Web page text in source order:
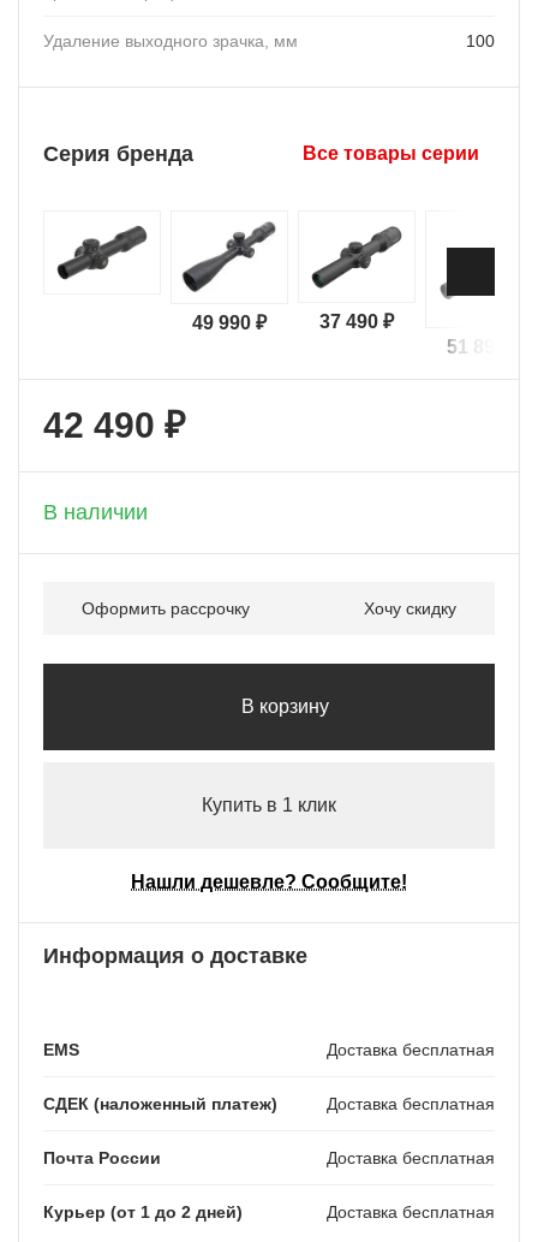
Удаление выходного зрачка, мм 100
Серия бренда Все товары серии
49 990 ₽
37 490 ₽
51 890 ₽
42 490 ₽
В наличии
Оформить рассрочку Хочу скидку
В корзину
Купить в 1 клик
Нашли дешевле? Сообщите!
Информация о доставке
EMS Доставка бесплатная
СДЕК (наложенный платеж) Доставка бесплатная
Почта России Доставка бесплатная
Курьер (от 1 до 2 дней) Доставка бесплатная